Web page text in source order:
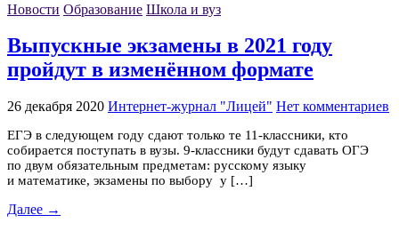
Новости Образование Школа и вуз
Выпускные экзамены в 2021 году
пройдут в изменённом формате
26 декабря 2020 Интернет-журнал "Лицей" Нет комментариев
ЕГЭ в следующем году сдают только те 11-классники, кто
собирается поступать в вузы. 9-классники будут сдавать ОГЭ
по двум обязательным предметам: русскому языку
и математике, экзамены по выбору у […]
Далее →